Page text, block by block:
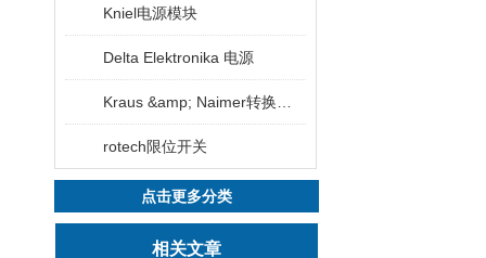
Kniel电源模块
Delta Elektronika 电源
rotech限位开关
点击更多分类
相关文章